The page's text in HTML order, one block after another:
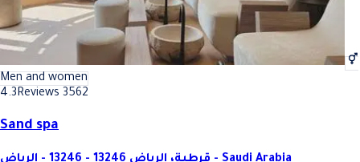
Men and women
4.3Reviews 3562
Sand spa